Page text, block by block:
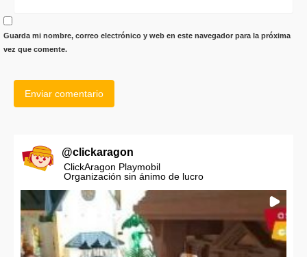
Guarda mi nombre, correo electrónico y web en este navegador para la próxima
vez que comente.
@clickaragon
ClickAragon Playmobil
Organización sin ánimo de lucro